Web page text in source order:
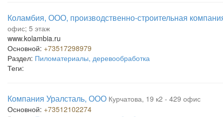
Коламбия, ООО, производственно-строительная
офис; 5 этаж
www.kolambia.ru
Основной: +73517298979
Раздел: Пиломатериалы, деревообработка
Теги:
Компания Уралсталь, ООО Курчатова, 19 к2 - 429 офис
Основной: +73512102274